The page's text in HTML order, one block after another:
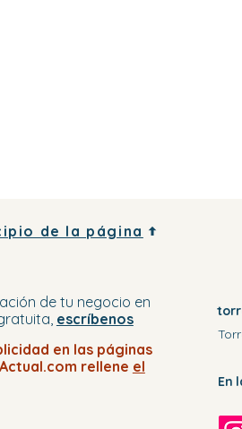
de la página
de tu negocio en
escríbenos
en las páginas
rellene el
En